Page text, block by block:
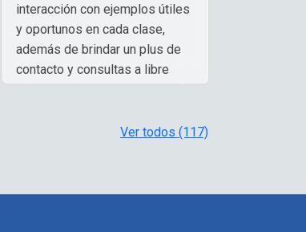
interacción con ejemplos útiles
y oportunos en cada clase,
además de brindar un plus de
contacto y consultas a libre
Michelle Flores Alcarraz,
Ver todos (117)